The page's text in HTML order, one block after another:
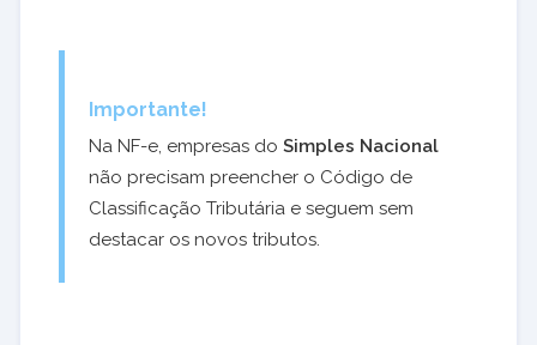
Importante!
Na NF-e, empresas do Simples Nacional
não precisam preencher o Código de
Classificação Tributária e seguem sem
destacar os novos tributos.